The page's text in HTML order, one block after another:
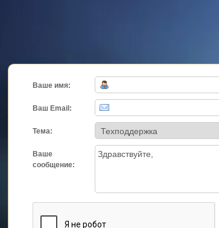
Ваше имя:
Ваш Email:
Тема:
Ваше
сообщение: